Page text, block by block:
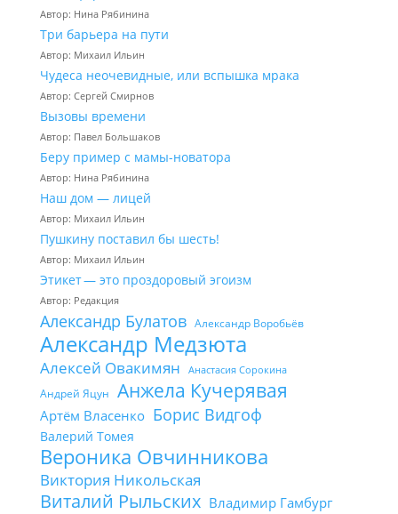
Автор: Нина Рябинина
Три барьера на пути
Автор: Михаил Ильин
Чудеса неочевидные, или вспышка мрака
Автор: Сергей Смирнов
Вызовы времени
Автор: Павел Большаков
Беру пример с мамы-новатора
Автор: Нина Рябинина
Наш дом — лицей
Автор: Михаил Ильин
Пушкину поставил бы шесть!
Автор: Михаил Ильин
Этикет — это проздоровый эгоизм
Автор: Редакция
Александр Булатов Александр Воробьёв
Александр Медзюта
Алексей Овакимян Анастасия Сорокина
Андрей Яцун Анжела Кучерявая
Артём Власенко Борис Видгоф
Валерий Томея
Вероника Овчинникова
Виктория Никольская
Виталий Рыльских Владимир Гамбург